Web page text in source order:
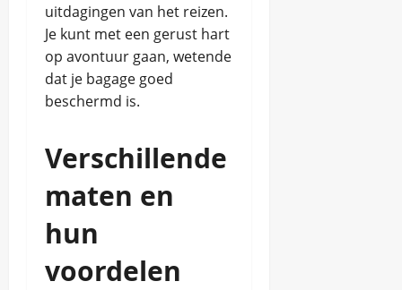
uitdagingen van het reizen.
Je kunt met een gerust hart
op avontuur gaan, wetende
dat je bagage goed
beschermd is.
Verschillende
maten en
hun
voordelen